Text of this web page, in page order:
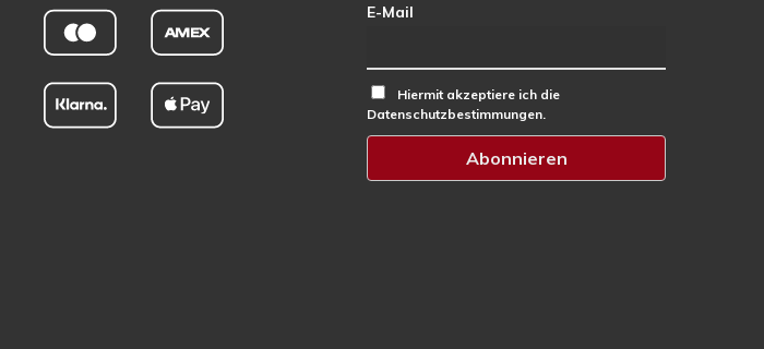
E-Mail
Hiermit akzeptiere ich die
Datenschutzbestimmungen.